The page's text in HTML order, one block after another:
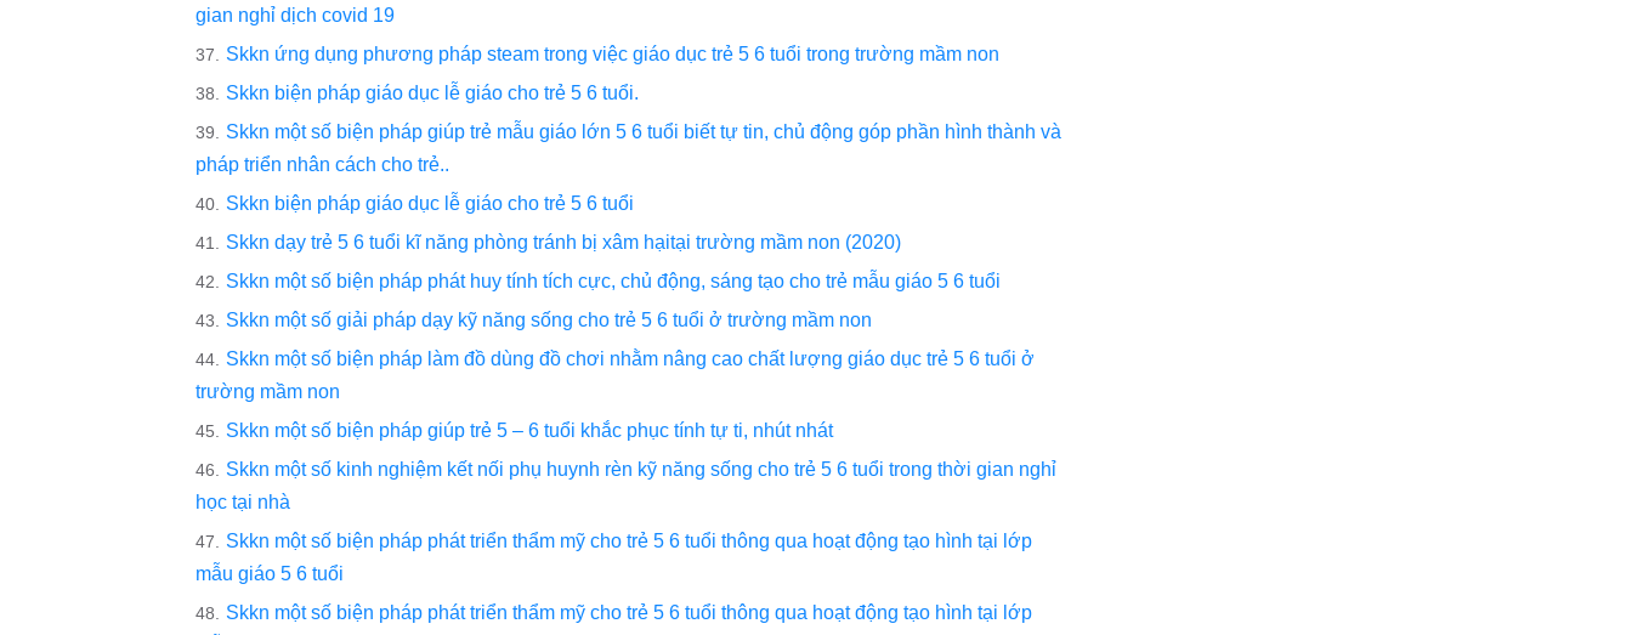
gian nghỉ dịch covid 19
Skkn ứng dụng phương pháp steam trong việc giáo dục trẻ 5 6 tuổi trong trường mầm non
Skkn biện pháp giáo dục lễ giáo cho trẻ 5 6 tuổi.
Skkn một số biện pháp giúp trẻ mẫu giáo lớn 5 6 tuổi biết tự tin, chủ động góp phần hình thành và
pháp triển nhân cách cho trẻ..
Skkn biện pháp giáo dục lễ giáo cho trẻ 5 6 tuổi
Skkn dạy trẻ 5 6 tuổi kĩ năng phòng tránh bị xâm hạitại trường mầm non (2020)
Skkn một số biện pháp phát huy tính tích cực, chủ động, sáng tạo cho trẻ mẫu giáo 5 6 tuổi
Skkn một số giải pháp dạy kỹ năng sống cho trẻ 5 6 tuổi ở trường mầm non
Skkn một số biện pháp làm đồ dùng đồ chơi nhằm nâng cao chất lượng giáo dục trẻ 5 6 tuổi ở
trường mầm non
Skkn một số biện pháp giúp trẻ 5 – 6 tuổi khắc phục tính tự ti, nhút nhát
Skkn một số kinh nghiệm kết nối phụ huynh rèn kỹ năng sống cho trẻ 5 6 tuổi trong thời gian nghỉ
học tại nhà
Skkn một số biện pháp phát triển thẩm mỹ cho trẻ 5 6 tuổi thông qua hoạt động tạo hình tại lớp
mẫu giáo 5 6 tuổi
Skkn một số biện pháp phát triển thẩm mỹ cho trẻ 5 6 tuổi thông qua hoạt động tạo hình tại lớp